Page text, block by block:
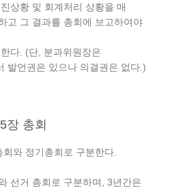
상황 및 회계처리 상황을 매
고 그 결과를 총회에 보고하여야
다. (단, 분과위원장은
발언권은 있으나 의결권은 없다.)
장 총회
와 정기총회로 구분한다.
선거 총회로 구분하며, 3년간은